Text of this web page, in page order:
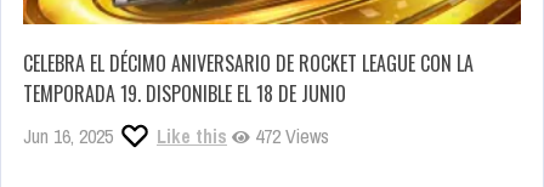
CELEBRA EL DÉCIMO ANIVERSARIO DE ROCKET LEAGUE CON LA
TEMPORADA 19. DISPONIBLE EL 18 DE JUNIO
Jun 16, 2025 Like this 472 Views